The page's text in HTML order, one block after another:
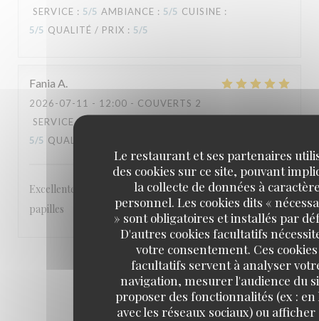
Le restaurant et ses partenaires
des cookies sur ce site, pouvant
la collecte de données à
personnel. Les cookies dits «
» sont obligatoires et installés par
D'autres cookies facultatifs
votre consentement. Ces cookies
facultatifs servent à analyser
navigation, mesurer l'audience du
proposer des fonctionnalités (ex : en
avec les réseaux sociaux) ou afficher
SERVICE : 5/5 AMBIANCE : 5/5 CUISINE :
5/5 QUALITÉ / PRIX : 5/5
Fania A
2026-07-11 - 12:00 - COUVERTS 2
SERVICE:
5/5 QUALITÉ / PRIX
Excellentes saveurs cetait un régal pour les yeux et les
papilles
2 3